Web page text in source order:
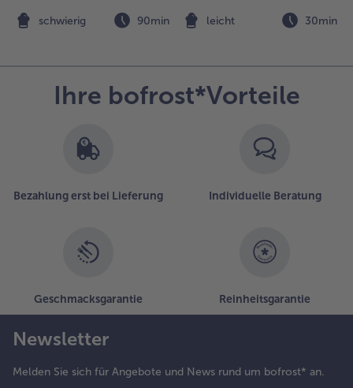
und
drei
einen Teller
schwierig 90min leicht 30min
Ihre bofrost*Vorteile
Bezahlung erst bei Lieferung Individuelle Beratung
Geschmacksgarantie Reinheitsgarantie
Newsletter
Melden Sie sich für Angebote und News rund um bofrost* an.